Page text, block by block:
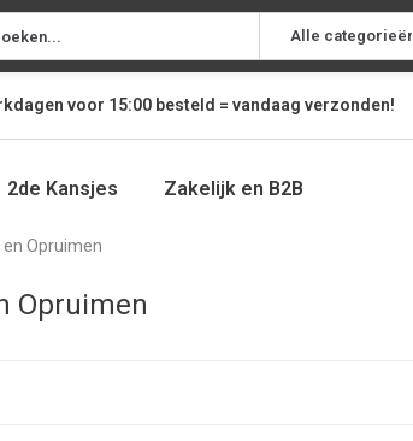
Alle categorieën
voor 15:00besteld = vandaag verzonden!
2de Kansjes Zakelijk en B2B
Opruimen
Opruimen